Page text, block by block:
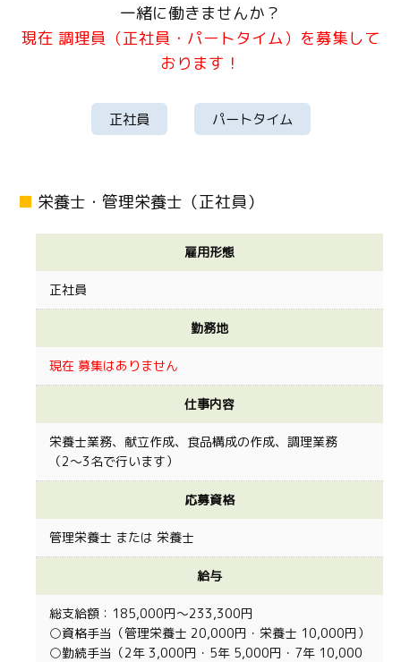
一緒に働きませんか？
現在 調理員（正社員・パートタイム）を募集して
おります！
正社員 パートタイム
栄養士・管理栄養士（正社員）
雇用形態
正社員
勤務地
現在 募集はありません
仕事内容
栄養士業務、献立作成、食品構成の作成、調理業務
（2〜3名で行います）
応募資格
管理栄養士 または 栄養士
給与
総支給額：185,000円～233,300円
○資格手当（管理栄養士 20,000円・栄養士 10,000円）
○勤続手当（2年 3,000円・5年 5,000円・7年 10,000